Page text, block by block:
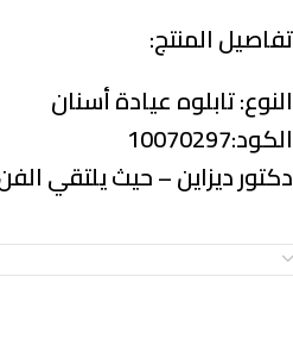
تفاصيل المنتج:
النوع:تابلوه عيادة أسنان
الكود:10070297
دكتور ديزاين – حيث يلتقي الفن